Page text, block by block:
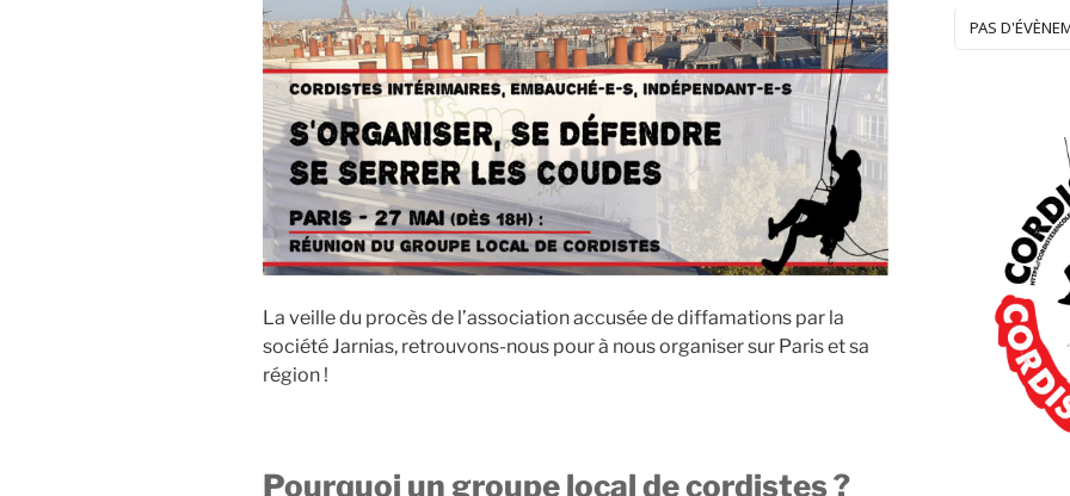
La veille du procès de l’association accusée de diffamations par la
société Jarnias, retrouvons-nous pour à nous organiser sur Paris et sa
région !
Pourquoi un groupe local de cordistes ?
PAS